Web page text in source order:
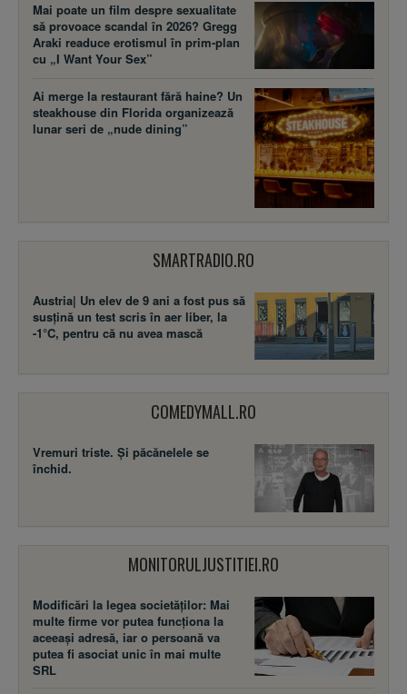
Mai poate un film despre sexualitate
să provoace scandal în 2026? Gregg
Araki readuce erotismul în prim-plan
cu „I Want Your Sex”
Ai merge la restaurant fără haine? Un
steakhouse din Florida organizează
lunar seri de „nude dining”
SMARTRADIO.RO
Austria| Un elev de 9 ani a fost pus să
susţină un test scris în aer liber, la
-1°C, pentru că nu avea mască
COMEDYMALL.RO
Vremuri triste. Şi păcănelele se
închid.
MONITORULJUSTITIEI.RO
Modificări la legea societăţilor: Mai
multe firme vor putea funcţiona la
aceeaşi adresă, iar o persoană va
putea fi asociat unic în mai multe
SRL